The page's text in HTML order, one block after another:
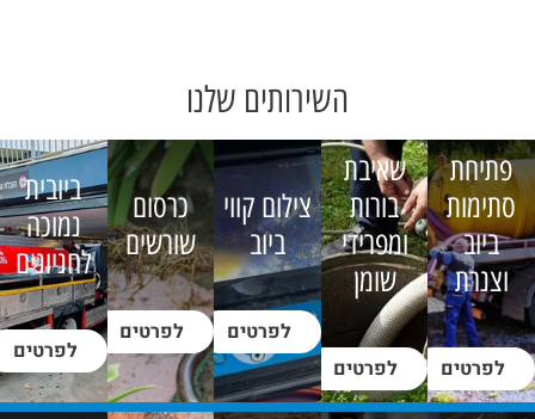
השירותים שלנו
פתיחת
סתימות
ביוב
וצנרת
לפרטים
שאיבת
בורות
ומפרידי
שומן
לפרטים
צילום קווי
ביוב
לפרטים
כרסום
שורשים
לפרטים
ביובית
נמוכה
לחניונים
לפרטים